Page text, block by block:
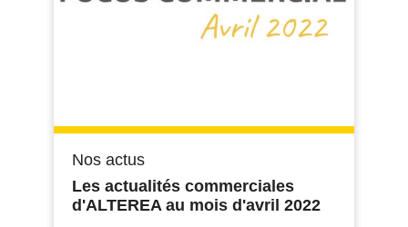
Nos actus
Les actualités commerciales
d'ALTEREA au mois d'avril 2022